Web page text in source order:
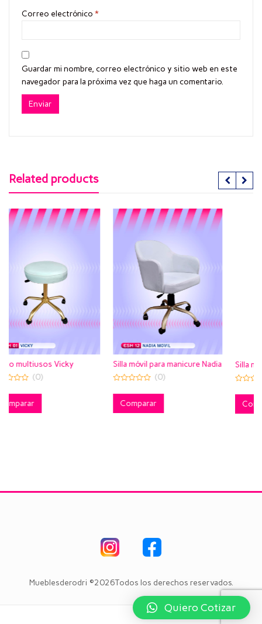
Correo electrónico *
Guardar mi nombre, correo electrónico y sitio web en este
navegador para la próxima vez que haga un comentario.
Related products
Silla móvil para manicure Nadia
out
of
Silla manicure Aura
out
of
Mueblesderodri ©2026Todos los derechos reservados.
Quiero Cotizar